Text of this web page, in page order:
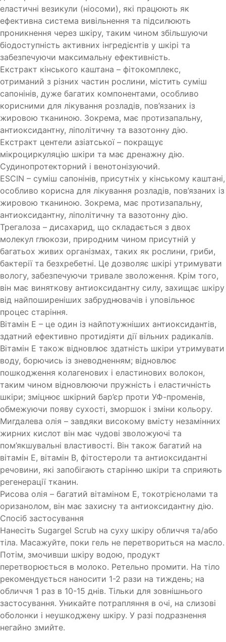
еластичні везикули (ніосоми), які працюють як
ефективна система вивільнення та підсилюють
проникнення через шкіру, таким чином збільшуючи
біодоступність активних інгредієнтів у шкірі та
забезпечуючи максимальну ефективність.
Екстракт кінського каштана – фітокомплекс,
отриманий з різних частин рослини, містить суміш
сапонінів, дуже багатих компонентами, особливо
корисними для лікування розладів, пов’язаних із
жировою тканиною. Зокрема, має протизапальну,
антиоксидантну, ліполітичну та вазотонну дію.
Екстракт центели азіатської – покращує
мікроциркуляцію шкіри та має дренажну дію.
Судинопротекторний і венотонізуючий.
ESCIN – суміш сапонінів, присутніх у кінському каштані,
особливо корисна для лікування розладів, пов’язаних із
жировою тканиною. Зокрема, має протизапальну,
антиоксидантну, ліполітичну та вазотонну дію.
Трегалоза – дисахарид, що складається з двох
молекул глюкози, природним чином присутній у
багатьох живих організмах, таких як рослини, гриби,
бактерії та безхребетні. Це дозволяє шкірі утримувати
вологу, забезпечуючи тривале зволоження. Крім того,
він має виняткову антиоксидантну силу, захищає шкіру
від найпоширеніших забруднювачів і уповільнює
процес старіння.
Вітамін Е – це один із найпотужніших антиоксидантів,
здатний ефективно протидіяти дії вільних радикалів.
Вітамін Е також відновлює здатність шкіри утримувати
воду, борючись із зневодненням; відновлює
пошкодження колагенових і еластинових волокон,
таким чином відновлюючи пружність і еластичність
шкіри; зміцнює шкірний бар’єр проти УФ-променів,
обмежуючи появу сухості, зморшок і зміни кольору.
Мигдалева олія – завдяки високому вмісту незамінних
жирних кислот він має чудові зволожуючі та
пом’якшувальні властивості. Він також багатий на
вітамін Е, вітамін В, фітостероли та антиоксидантні
речовини, які запобігають старінню шкіри та сприяють
регенерації тканин.
Рисова олія – багатий вітаміном Е, токотрієнолами та
оризанолом, він має захисну та антиоксидантну дію.
Спосіб застосування
Нанесіть Sugargel Scrub на суху шкіру обличчя та/або
тіла. Масажуйте, поки гель не перетвориться на масло.
Потім, змочивши шкіру водою, продукт
перетворюється в молоко. Ретельно промити. На тіло
рекомендується наносити 1-2 рази на тиждень; на
обличчя 1 раз в 10-15 днів. Тільки для зовнішнього
застосування. Уникайте потрапляння в очі, на слизові
оболонки і неушкоджену шкіру. У разі подразнення
негайно змийте.